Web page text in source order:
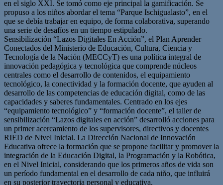
en el siglo XXI. Se tomó como eje principal la gamificación. Se
propuso a los niños abordar el tema “Parque Ischigualasto”, en el
que se debía trabajar en equipo, de forma colaborativa, superando
una serie de desafíos en un tiempo estipulado.
Sensibilización “Lazos Digitales En Acción”, el Plan Aprender
Conectados del Ministerio de Educación, Cultura, Ciencia y
Tecnología de la Nación (MECCyT) es una política integral de
innovación pedagógica y tecnológica que comprende núcleos
centrales como el desarrollo de contenidos, el equipamiento
tecnológico, la conectividad y la formación docente, que ayuden al
desarrollo de las competencias de educación digital, como de las
capacidades y saberes fundamentales. Centrado en los ejes
“equipamiento tecnológico” y “formación docente”, el taller de
sensibilización “Lazos digitales en acción” desarrolló acciones para
un primer acercamiento de los supervisores, directivos y docentes
RIED de Nivel Inicial. La Dirección Nacional de Innovación
Educativa ofrece la formación que se propone facilitar y promover la
integración de la Educación Digital, la Programación y la Robótica,
en el Nivel Inicial, considerando que los primeros años de vida son
un período fundamental en el desarrollo de cada niño, que influirá
en su posterior trayectoria personal y educativa.